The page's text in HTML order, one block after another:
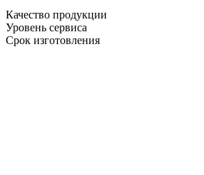
Качество продукции
Уровень сервиса
Срок изготовления